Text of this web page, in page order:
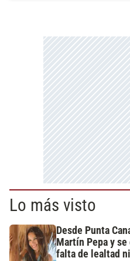
Lo más visto
Desde Punta
Martín Pepa y
falta de lealtad